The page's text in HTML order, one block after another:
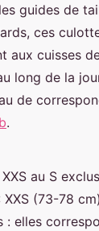
guides de
ces
aux cuisses
long de la
de
.
au S
(73-78
elles